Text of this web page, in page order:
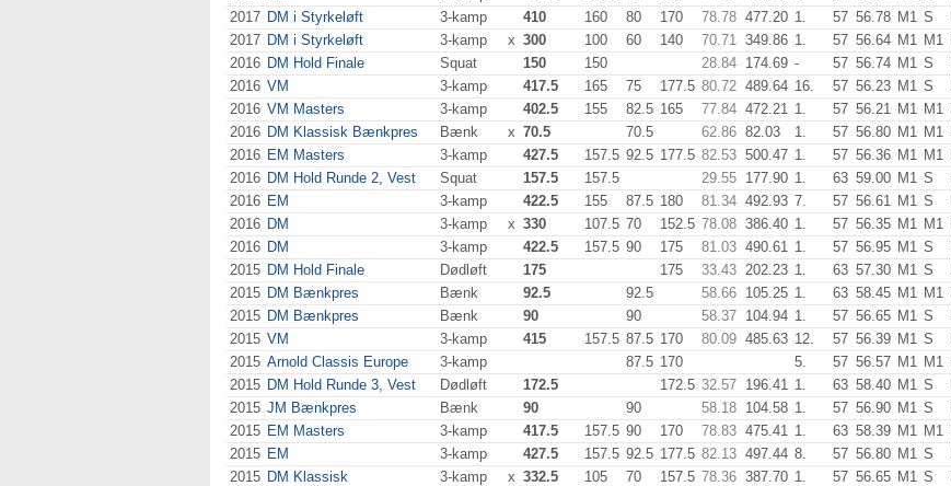
2017 DM i Styrkeløft 3-kamp 410 160 80 170 78.78 477.20 1. 57 56.78 M1 S
2017 DM i Styrkeløft 3-kamp x 300 100 60 140 70.71 349.86 1. 57 56.64 M1 M1
2016 DM Hold Finale Squat 150 150 28.84 174.69 - 57 56.74 M1 S
2016 VM 3-kamp 417.5 165 75 177.5 80.72 489.64 16. 57 56.23 M1 S
2016 VM Masters 3-kamp 402.5 155 82.5 165 77.84 472.21 1. 57 56.21 M1 M1
2016 DM Klassisk Bænkpres Bænk x 70.5 70.5 62.86 82.03 1. 57 56.80 M1 M1
2016 EM Masters 3-kamp 427.5 157.5 92.5 177.5 82.53 500.47 1. 57 56.36 M1 M1
2016 DM Hold Runde 2, Vest Squat 157.5 157.5 29.55 177.90 1. 63 59.00 M1 S
2016 EM 3-kamp 422.5 155 87.5 180 81.34 492.93 7. 57 56.61 M1 S
2016 DM 3-kamp x 330 107.5 70 152.5 78.08 386.40 1. 57 56.35 M1 M1
2016 DM 3-kamp 422.5 157.5 90 175 81.03 490.61 1. 57 56.95 M1 S
2015 DM Hold Finale Dødløft 175 175 33.43 202.23 1. 63 57.30 M1 S
2015 DM Bænkpres Bænk 92.5 92.5 58.66 105.25 1. 63 58.45 M1 M1
2015 DM Bænkpres Bænk 90 90 58.37 104.94 1. 57 56.65 M1 S
2015 VM 3-kamp 415 157.5 87.5 170 80.09 485.63 12. 57 56.39 M1 S
2015 Arnold Classis Europe 3-kamp 87.5 170 5. 57 56.57 M1 M1
2015 DM Hold Runde 3, Vest Dødløft 172.5 172.5 32.57 196.41 1. 63 58.40 M1 S
2015 JM Bænkpres Bænk 90 90 58.18 104.58 1. 57 56.90 M1 S
2015 EM Masters 3-kamp 417.5 157.5 90 170 78.83 475.41 1. 63 58.39 M1 M1
2015 EM 3-kamp 427.5 157.5 92.5 177.5 82.13 497.44 8. 57 56.80 M1 S
2015 DM Klassisk 3-kamp x 332.5 105 70 157.5 78.36 387.70 1. 57 56.65 M1 S